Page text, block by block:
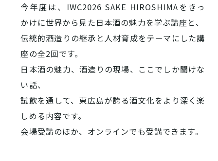
今年度は、IWC2026 SAKE HIROSHIMAをきっ
かけに世界から見た日本酒の魅力を学ぶ講座と、
伝統的酒造りの継承と人材育成をテーマにした講
座の全2回です。
日本酒の魅力、酒造りの現場、ここでしか聞けな
い話、
試飲を通して、東広島が誇る酒文化をより深く楽
しめる内容です。
会場受講のほか、オンラインでも受講できます。
その他注目コンテンツ